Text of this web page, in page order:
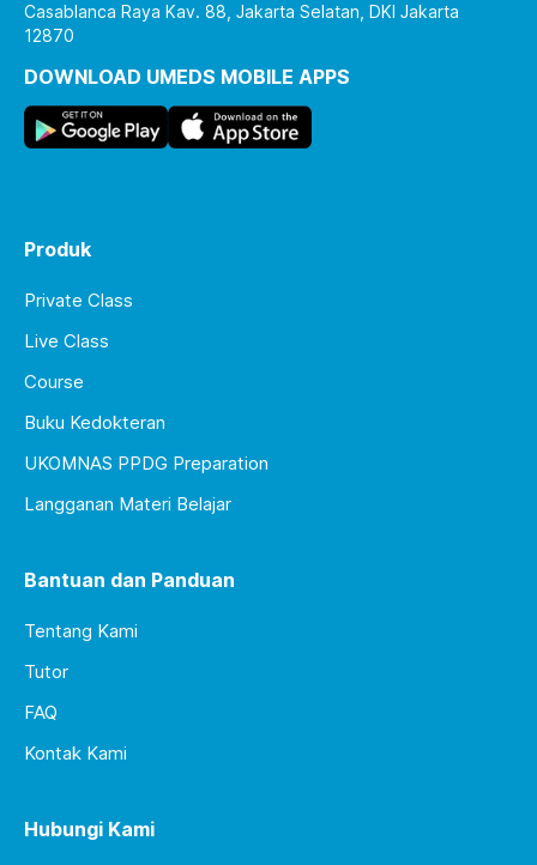
Casablanca Raya Kav. 88, Jakarta Selatan, DKI Jakarta
12870
DOWNLOAD UMEDS MOBILE APPS
Produk
Private Class
Live Class
Course
Buku Kedokteran
UKOMNAS PPDG Preparation
Langganan Materi Belajar
Bantuan dan Panduan
Tentang Kami
Tutor
FAQ
Kontak Kami
Hubungi Kami